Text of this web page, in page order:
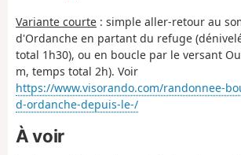
Variante courte : simple aller-retour au
d'Ordanche en partant du refuge
total 1h30), ou en boucle par le versant
m, temps total 2h). Voir
https://www.visorando.com/randonnee-
d-ordanche-depuis-le-/
À voir